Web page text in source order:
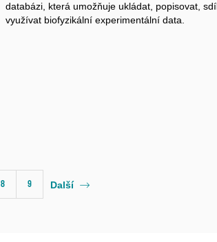
databázi, která umožňuje ukládat, popisovat,
využívat biofyzikální experimentální data.
8 9 Další